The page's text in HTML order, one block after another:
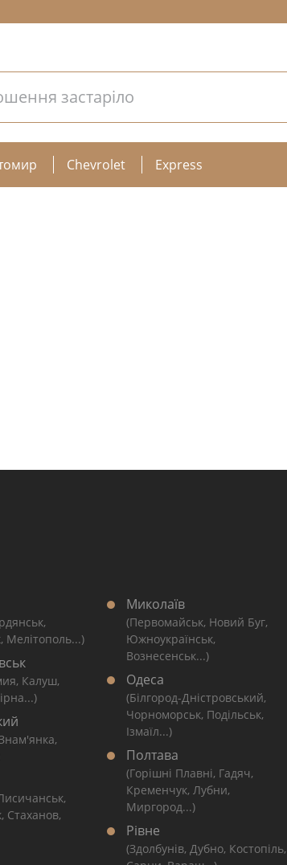
застаріло
Chevrolet Express
Мелітополь...)
Калуш,
Стаханов,
Миколаїв
(Первомайськ, Новий Буг,
Южноукраїнськ,
Вознесенськ...)
Одеса
(Білгород-Дністровський,
Чорноморськ, Подільськ,
Ізмаїл...)
Полтава
(Горішні Плавні, Гадяч,
Кременчук, Лубни,
Миргород...)
Рівне
(Здолбунів, Дубно, Костопіль,